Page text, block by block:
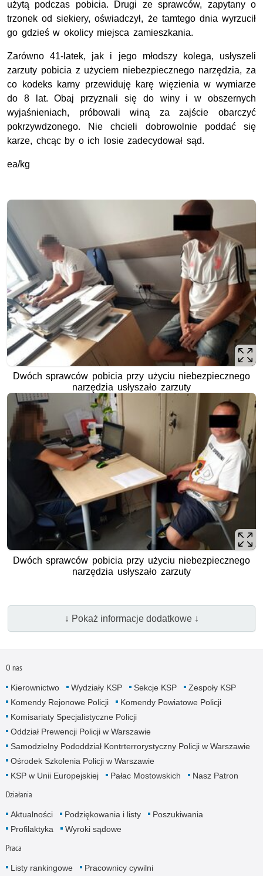
użytą podczas pobicia. Drugi ze sprawców, zapytany o
trzonek od siekiery, oświadczył, że tamtego dnia wyrzucił
go gdzieś w okolicy miejsca zamieszkania.
Zarówno 41-latek, jak i jego młodszy kolega, usłyszeli
zarzuty pobicia z użyciem niebezpiecznego narzędzia, za
co kodeks karny przewiduję karę więzienia w wymiarze
do 8 lat. Obaj przyznali się do winy i w obszernych
wyjaśnieniach, próbowali winą za zajście obarczyć
pokrzywdzonego. Nie chcieli dobrowolnie poddać się
karze, chcąc by o ich losie zadecydował sąd.
ea/kg
Dwóch sprawców pobicia przy użyciu niebezpiecznego
narzędzia usłyszało zarzuty
Dwóch sprawców pobicia przy użyciu niebezpiecznego
narzędzia usłyszało zarzuty
↓ Pokaż informacje dodatkowe ↓
O nas
Kierownictwo Wydziały KSP Sekcje KSP
Zespoły KSP
Komendy Rejonowe Policji
Komendy Powiatowe Policji
Komisariaty Specjalistyczne Policji
Oddział Prewencji Policji w Warszawie
Samodzielny Pododdział Kontrterrorystyczny Policji w Warszawie
Ośrodek Szkolenia Policji w Warszawie
KSP w Unii Europejskiej
Pałac Mostowskich Nasz Patron
Działania
Aktualności Podziękowania i listy
Poszukiwania
Profilaktyka
Wyroki sądowe
Praca
Listy rankingowe Pracownicy cywilni